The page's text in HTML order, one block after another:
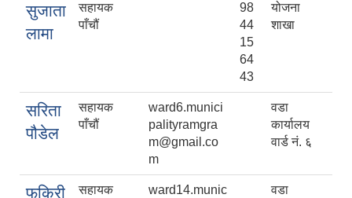
सुजाता
लामा
सहायक
पाँचौं
98
44
15
64
43
योजना
शाखा
सरिता
पौडेल
सहायक
पाँचौं
ward6.munici
palityramgra
m@gmail.co
m
वडा
कार्यालय
वार्ड नं. ६
फकिरी सहायक ward14.munic वडा